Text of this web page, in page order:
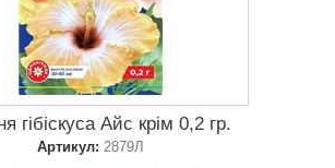
гібіскуса Айс крім 0,2 гр.
Артикул: 2879Л